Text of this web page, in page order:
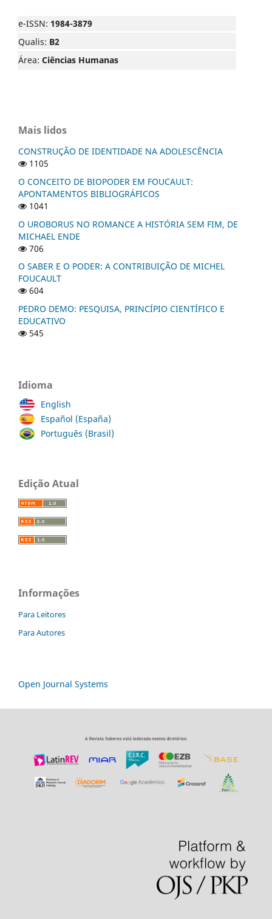
e-ISSN: 1984-3879
Qualis: B2
Área: Ciências Humanas
Mais lidos
CONSTRUÇÃO DE IDENTIDADE NA ADOLESCÊNCIA
1105
O CONCEITO DE BIOPODER EM FOUCAULT:
APONTAMENTOS BIBLIOGRÁFICOS
1041
O UROBORUS NO ROMANCE A HISTÓRIA SEM FIM, DE
MICHAEL ENDE
706
O SABER E O PODER: A CONTRIBUIÇÃO DE MICHEL
FOUCAULT
604
PEDRO DEMO: PESQUISA, PRINCÍPIO CIENTÍFICO E
EDUCATIVO
545
Idioma
English
Español (España)
Português (Brasil)
Edição Atual
Informações
Para Leitores
Para Autores
Open Journal Systems